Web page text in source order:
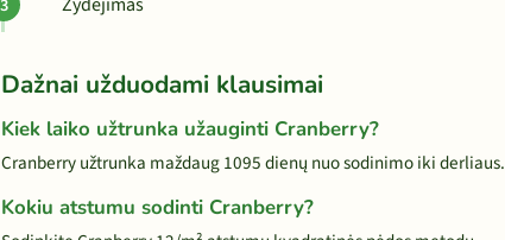
Dažnai užduodami klausimai
Kiek laiko užtrunka užauginti Cranberry?
Cranberry užtrunka maždaug 1095 dienų nuo sodinimo iki derliaus.
Kokiu atstumu sodinti Cranberry?